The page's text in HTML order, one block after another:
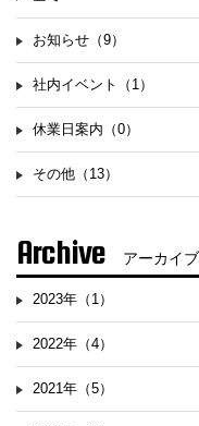
お知らせ（9）
社内イベント（1）
休業日案内（0）
その他（13）
Archive アーカイブ
2023年（1）
2022年（4）
2021年（5）